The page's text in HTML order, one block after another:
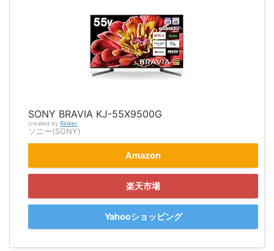
SONY BRAVIA KJ-55X9500G
created by Rinker
ソニー(SONY)
Amazon
楽天市場
Yahooショッピング